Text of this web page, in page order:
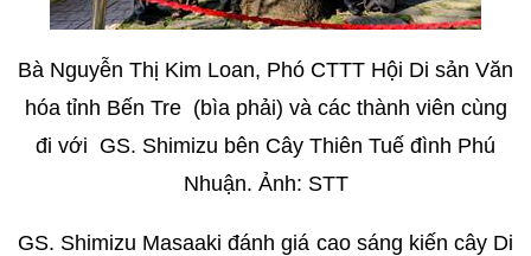
Bà Nguyễn Thị Kim Loan, Phó CTTT Hội Di sản Văn
hóa tỉnh Bến Tre (bìa phải) và các thành viên cùng
đi với GS. Shimizu bên Cây Thiên Tuế đình Phú
Nhuận. Ảnh: STT
GS. Shimizu Masaaki đánh giá cao sáng kiến cây Di